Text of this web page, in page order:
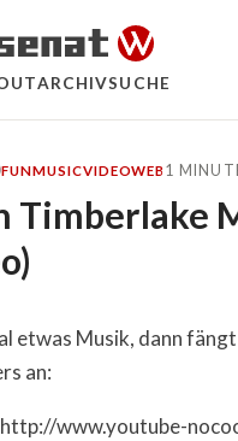
ARCHIVSUCHE
FUNMUSICVIDEOWEB1
Timberlake
etwas Musik, dann
an:
www.youtube-